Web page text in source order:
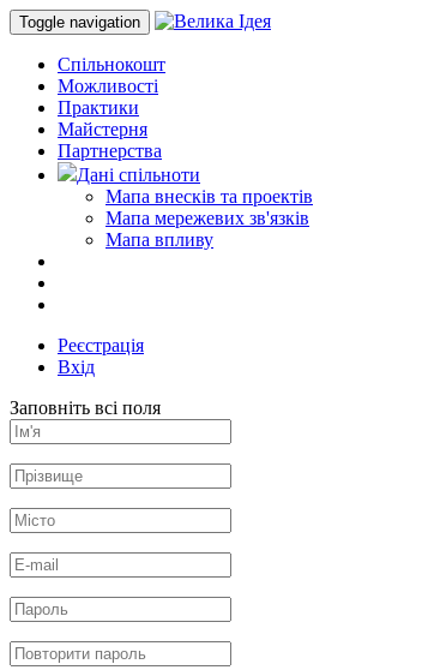
Toggle navigation
Спільнокошт
Можливості
Практики
Майстерня
Партнерства
Дані спільноти
Мапа внесків та проектів
Мапа мережевих зв'язків
Мапа впливу
Реєстрація
Вхід
Заповніть всі поля